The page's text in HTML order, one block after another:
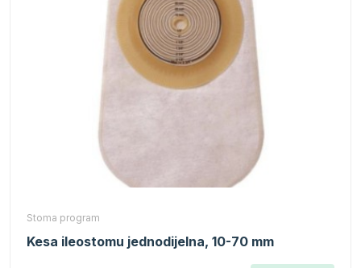
Stoma program
Kesa ileostomu jednodijelna, 10-70 mm